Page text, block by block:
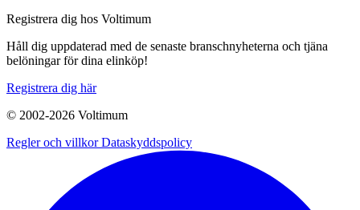
Registrera dig hos Voltimum
Håll dig uppdaterad med de senaste branschnyheterna och tjäna
belöningar för dina elinköp!
Registrera dig här
© 2002-2026 Voltimum
Regler och villkorDataskyddspolicy